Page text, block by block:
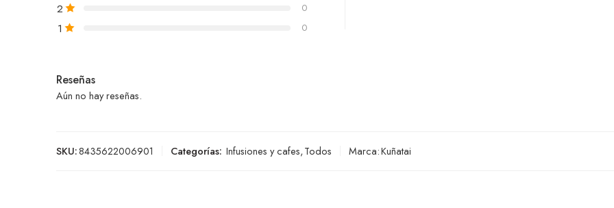
2 0
1 0
Reseñas
Aún no hay reseñas.
SKU:8435622006901 Categorías: Infusiones y cafes,Todos Marca:Kuñatai